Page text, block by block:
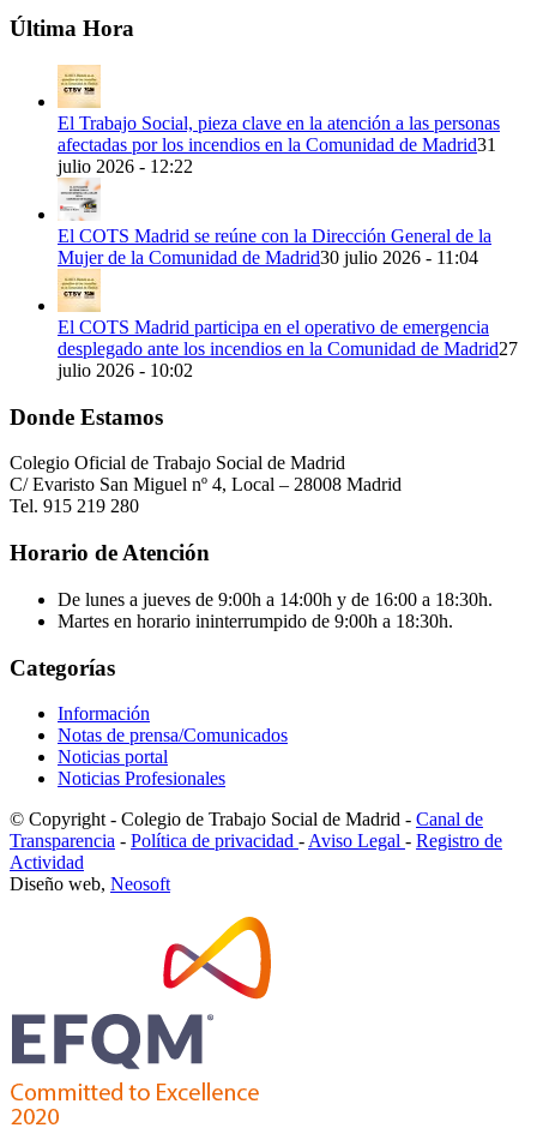
Última Hora
El Trabajo Social, pieza clave en la atención a las personas
afectadas por los incendios en la Comunidad de Madrid31
julio 2026 - 12:22
El COTS Madrid se reúne con la Dirección General de la
Mujer de la Comunidad de Madrid30 julio 2026 - 11:04
El COTS Madrid participa en el operativo de emergencia
desplegado ante los incendios en la Comunidad de Madrid27
julio 2026 - 10:02
Donde Estamos
Colegio Oficial de Trabajo Social de Madrid
C/ Evaristo San Miguel nº 4, Local – 28008 Madrid
Tel. 915 219 280
Horario de Atención
De lunes a jueves de 9:00h a 14:00h y de 16:00 a 18:30h.
Martes en horario ininterrumpido de 9:00h a 18:30h.
Categorías
Información
Notas de prensa/Comunicados
Noticias portal
Noticias Profesionales
© Copyright - Colegio de Trabajo Social de Madrid - Canal de
Transparencia - Política de privacidad - Aviso Legal - Registro de
Actividad
Diseño web, Neosoft